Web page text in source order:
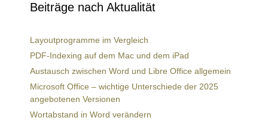
Beiträge nach Aktualität
Layoutprogramme im Vergleich
PDF-Indexing auf dem Mac und dem iPad
Austausch zwischen Word und Libre Office allgemein
Microsoft Office – wichtige Unterschiede der 2025
angebotenen Versionen
Wortabstand in Word verändern